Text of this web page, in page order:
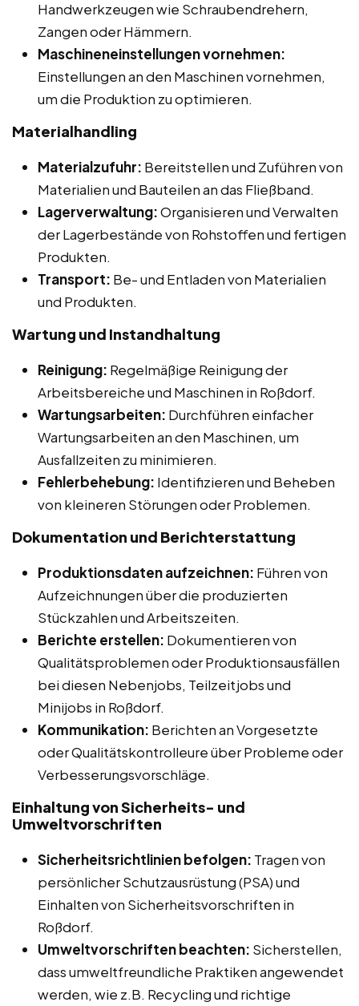
Handwerkzeugen wie Schraubendrehern,
Zangen oder Hämmern.
Maschineneinstellungen vornehmen:
Einstellungen an den Maschinen vornehmen,
um die Produktion zu optimieren.
Materialhandling
Materialzufuhr: Bereitstellen und Zuführen von
Materialien und Bauteilen an das Fließband.
Lagerverwaltung:Organisieren und Verwalten
der Lagerbestände von Rohstoffen und fertigen
Produkten.
Transport: Be- und Entladen von Materialien
und Produkten.
Wartung und Instandhaltung
Reinigung: Regelmäßige Reinigung der
Arbeitsbereiche und Maschinen in Roßdorf.
Wartungsarbeiten: Durchführen einfacher
Wartungsarbeiten an den Maschinen, um
Ausfallzeiten zu minimieren.
Fehlerbehebung: Identifizieren und Beheben
von kleineren Störungen oder Problemen.
Dokumentation und Berichterstattung
Produktionsdaten aufzeichnen: Führen von
Aufzeichnungen über die produzierten
Stückzahlen und Arbeitszeiten.
Berichte erstellen: Dokumentieren von
Qualitätsproblemen oder Produktionsausfällen
bei diesen Nebenjobs, Teilzeitjobs und
Minijobs in Roßdorf.
Kommunikation: Berichten an Vorgesetzte
oder Qualitätskontrolleure über Probleme oder
Verbesserungsvorschläge.
Einhaltung von Sicherheits- und
Umweltvorschriften
Sicherheitsrichtlinien befolgen: Tragen von
persönlicher Schutzausrüstung (PSA) und
Einhalten von Sicherheitsvorschriften in
Roßdorf.
Umweltvorschriften beachten: Sicherstellen,
dass umweltfreundliche Praktiken angewendet
werden, wie z.B. Recycling und richtige